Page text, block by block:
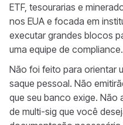
ETF, tesourarias e
nos EUA e focada em
executar grandes blocos
uma equipe de compliance.
Não foi feito para orientar
saque pessoal. Não
que seu banco exige. Não
de multi-sig que você